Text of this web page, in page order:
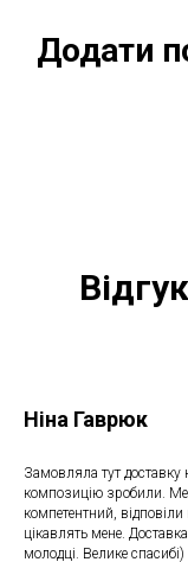
Додати
Ніна Гаврюк
Замовляла тут доставку
композицію зробили.
компетентний,
цікавлять мене.
молодці. Велике спасибі)